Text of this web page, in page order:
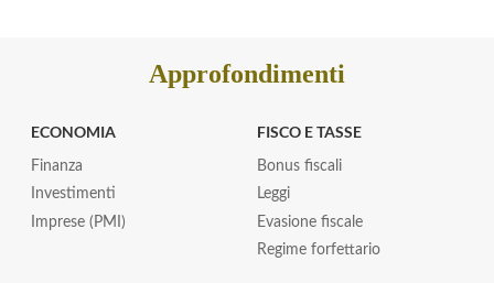
Approfondimenti
ECONOMIA
Finanza
Investimenti
Imprese (PMI)
FISCO E TASSE
Bonus fiscali
Leggi
Evasione fiscale
Regime forfettario